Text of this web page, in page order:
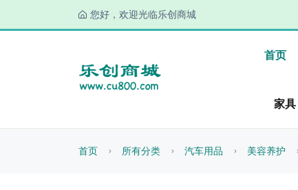
您好，欢迎光临乐创商城
首页
家具
首页 所有分类 汽车用品 美容养护